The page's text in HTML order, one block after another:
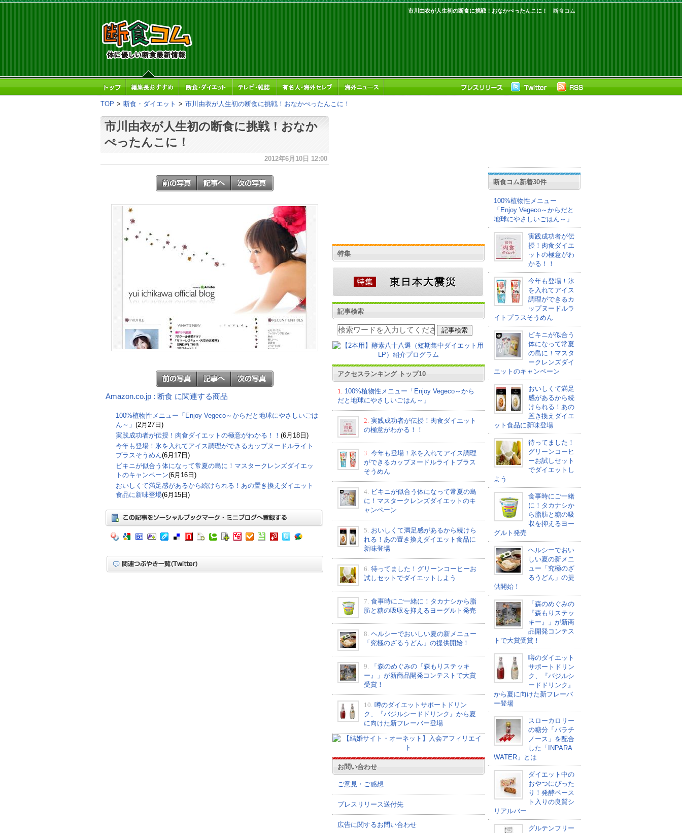
断食コム
市川由衣が人生初の断食に挑戦！おなかぺったんこに！
TOP > 断食・ダイエット > 市川由衣が人生初の断食に挑戦！おなかぺったんこに！
市川由衣が人生初の断食に挑戦！おなか
ぺったんこに！
2012年6月10日 12:00
Amazon.co.jp : 断食 に関連する商品
100%植物性メニュー「Enjoy Vegeco～からだと地球にやさしいごは
ん～」 (2月27日)
実践成功者が伝授！肉食ダイエットの極意がわかる！！ (6月18日)
今年も登場！氷を入れてアイス調理ができるカップヌードルライト
プラスそうめん(6月17日)
ビキニが似合う体になって常夏の島に！マスタークレンズダイエッ
トのキャンペーン(6月16日)
おいしくて満足感があるから続けられる！あの置き換えダイエット
食品に新味登場(6月15日)
特集
記事検索
アクセスランキング トップ10
1.
100%植物性メニュー「Enjoy Vegeco～から
だと地球にやさしいごはん～」
2. 実践成功者が伝授！肉食ダイエット
の極意がわかる！！
3. 今年も登場！氷を入れてアイス調理
ができるカップヌードルライトプラス
そうめん
4.
ビキニが似合う体になって常夏の島
に！マスタークレンズダイエットのキ
ャンペーン
5. おいしくて満足感があるから続けら
れる！あの置き換えダイエット食品に
新味登場
6. 待ってました！グリーンコーヒーお
試しセットでダイエットしよう
7. 食事時にご一緒に！タカナシから脂
肪と糖の吸収を抑えるヨーグルト発売
8. ヘルシーでおいしい夏の新メニュー
「究極のざるうどん」の提供開始！
9.
「森のめぐみの『森もりステッキ
ー』」が新商品開発コンテストで大賞
受賞！
10. 噂のダイエットサポートドリン
ク、『バジルシードドリンク』から夏
に向けた新フレーバー登場
お問い合わせ
ご意見・ご感想
プレスリリース送付先
広告に関するお問い合わせ
断食コム新着30件
100%植物性メニュー
「Enjoy Vegeco～からだと
地球にやさしいごはん～」
実践成功者が伝
授！肉食ダイエ
ットの極意がわ
かる！！
今年も登場！氷
を入れてアイス
調理ができるカ
ップヌードルラ
イトプラスそうめん
ビキニが似合う
体になって常夏
の島に！マスタ
ークレンズダイ
エットのキャンペーン
おいしくて満足
感があるから続
けられる！あの
置き換えダイエ
ット食品に新味登場
待ってました！
グリーンコーヒ
ーお試しセット
でダイエットし
よう
食事時にご一緒
に！タカナシか
ら脂肪と糖の吸
収を抑えるヨー
グルト発売
ヘルシーでおい
しい夏の新メニ
ュー「究極のざ
るうどん」の提
供開始！
「森のめぐみの
『森もりステッ
キー』」が新商
品開発コンテス
トで大賞受賞！
噂のダイエット
サポートドリン
ク、『バジルシ
ードドリンク』
から夏に向けた新フレーバ
ー登場
スローカロリー
の糖分「パラチ
ノース」を配合
した「INPARA
WATER」とは
ダイエット中の
おやつにぴった
り！発酵ペース
ト入りの良質シ
リアルバー
グルテンフリー